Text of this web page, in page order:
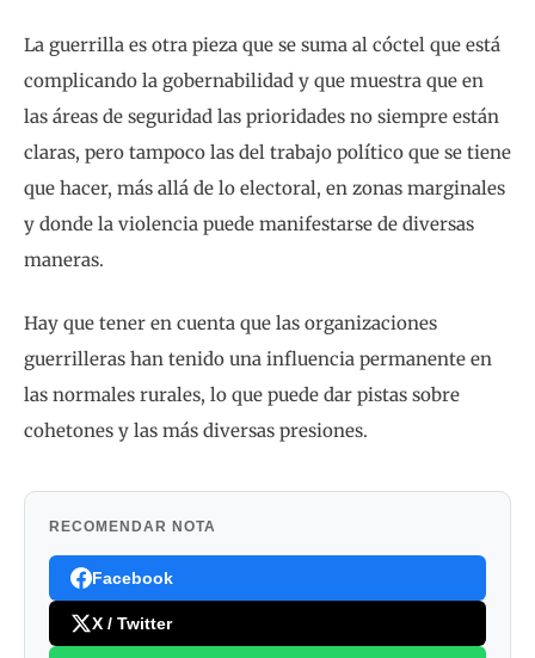
La guerrilla es otra pieza que se suma al cóctel que está
complicando la gobernabilidad y que muestra que en
las áreas de seguridad las prioridades no siempre están
claras, pero tampoco las del trabajo político que se tiene
que hacer, más allá de lo electoral, en zonas marginales
y donde la violencia puede manifestarse de diversas
maneras.
Hay que tener en cuenta que las organizaciones
guerrilleras han tenido una influencia permanente en
las normales rurales, lo que puede dar pistas sobre
cohetones y las más diversas presiones.
RECOMENDAR NOTA
Facebook
X / Twitter